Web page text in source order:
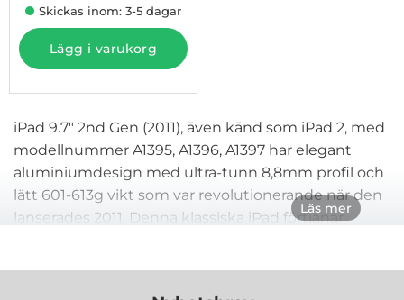
Skickas inom: 3-5 dagar
Lägg i varukorg
Läs mer
iPad 9.7" 2nd Gen (2011), även känd som iPad 2, med
modellnummer A1395, A1396, A1397 har elegant
aluminiumdesign med ultra-tunn 8,8mm profil och
lätt 601-613g vikt som var revolutionerande när den
lanserades 2011. Denna klassiska iPad förtjänar